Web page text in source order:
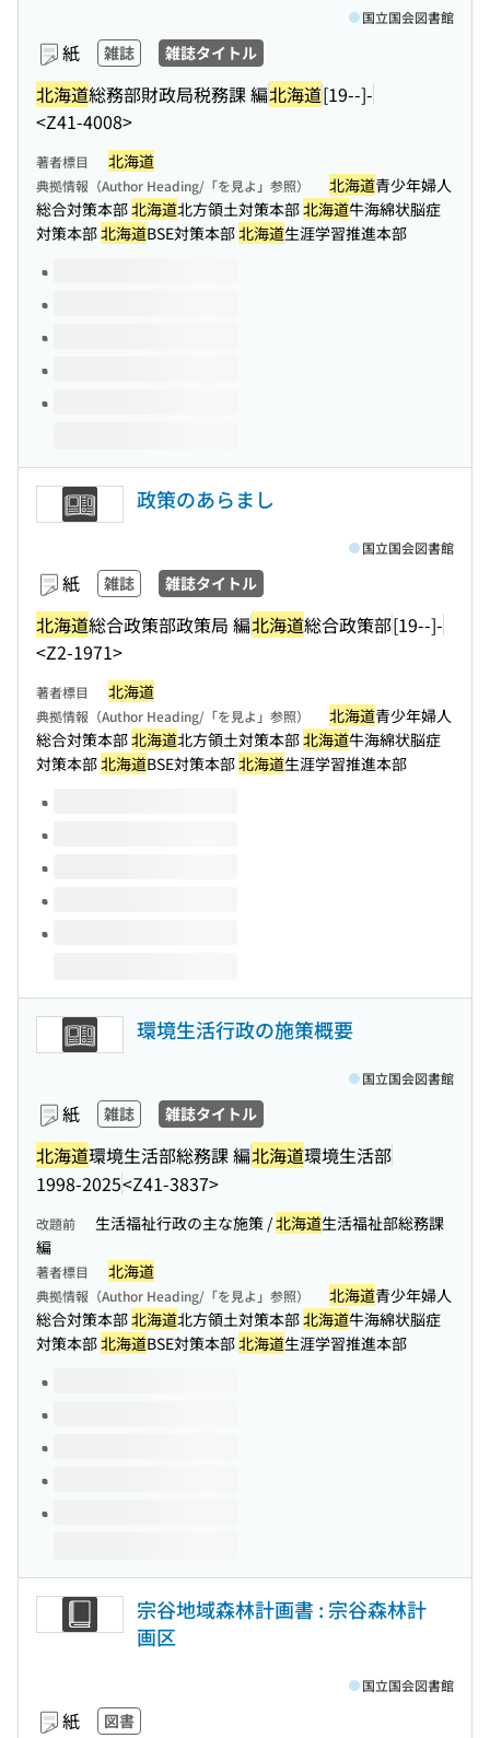
紙 雑誌 雑誌タイトル
北海道総務部財政局税務課 編北海道[19--]-
<Z41-4008>
国立国会図書館
著者標目 北海道
典拠情報（Author Heading/「を見よ」参照） 北海道青少年婦人
総合対策本部北海道北方領土対策本部北海道牛海綿状脳症
対策本部北海道BSE対策本部北海道生涯学習推進本部
このタイトルの巻号
政策のあらまし
紙 雑誌 雑誌タイトル
北海道総合政策部政策局 編北海道総合政策部[19--]-
<Z2-1971>
国立国会図書館
著者標目 北海道
典拠情報（Author Heading/「を見よ」参照） 北海道青少年婦人
総合対策本部北海道北方領土対策本部北海道牛海綿状脳症
対策本部北海道BSE対策本部北海道生涯学習推進本部
このタイトルの巻号
環境生活行政の施策概要
紙 雑誌 雑誌タイトル
北海道環境生活部総務課 編北海道環境生活部
1998-2025<Z41-3837>
国立国会図書館
改題前 生活福祉行政の主な施策 /北海道生活福祉部総務課
編
著者標目 北海道
典拠情報（Author Heading/「を見よ」参照） 北海道青少年婦人
総合対策本部北海道北方領土対策本部北海道牛海綿状脳症
対策本部北海道BSE対策本部北海道生涯学習推進本部
このタイトルの巻号
宗谷地域森林計画書 : 宗谷森林計
画区
紙 図書
国立国会図書館